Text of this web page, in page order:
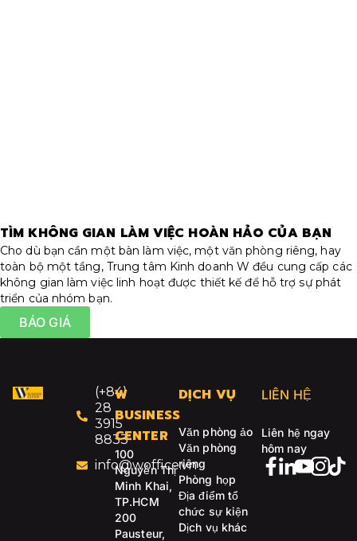
TÌM KHÔNG GIAN LÀM VIỆC HOÀN HẢO CỦA BẠN
Cho dù bạn cần một bàn làm việc, một văn phòng riêng, hay
toàn bộ một tầng, Trung tâm Kinh doanh W đều cung cấp các
không gian làm việc linh hoạt được thiết kế để hỗ trợ sự phát
triển của nhóm bạn.
BÁO GIÁ
(+84)
28
3915
8833
info@woffice.vn
W
BUSINESS
CENTER
100
Nguyễn Thị
Minh Khai,
TP.HCM
200
Pausteur,
DỊCH VỤ
Văn phòng ảo
Văn phòng
riêng
Phòng họp
Địa điểm tổ
chức sự kiện
Dịch vụ khác
LIÊN HỆ
Liên hệ ngay
hôm nay